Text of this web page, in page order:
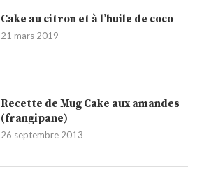
Cake au citron et à l’huile de coco
21 mars 2019
Recette de Mug Cake aux amandes
(frangipane)
26 septembre 2013